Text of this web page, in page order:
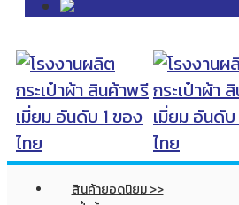
สินค้ายอดนิยม >>